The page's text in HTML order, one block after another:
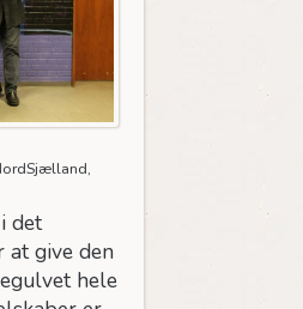
det
at give den
hele